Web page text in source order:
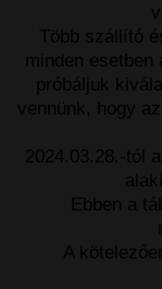
Több szállító
minden
próbáljuk
vennünk, hogy
2024.03.28.-tól
Ebben a
A